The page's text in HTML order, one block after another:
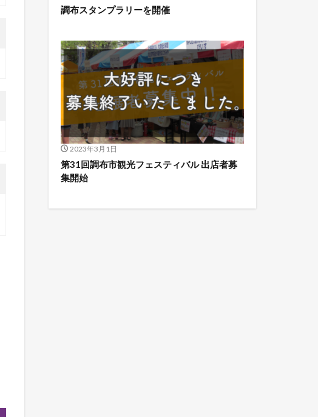
調布スタンプラリーを開催
2023年3月1日
第31回調布市観光フェスティバル 出店者募
集開始